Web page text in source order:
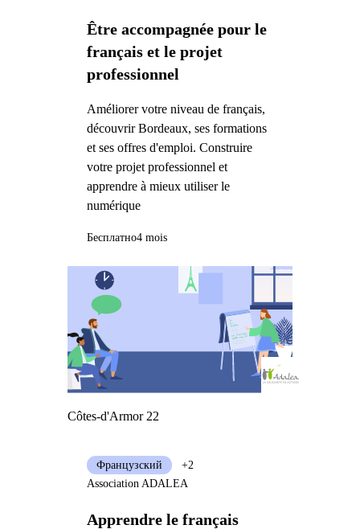
Être accompagnée pour le
français et le projet
professionnel
Améliorer votre niveau de français,
découvrir Bordeaux, ses formations
et ses offres d'emploi. Construire
votre projet professionnel et
apprendre à mieux utiliser le
numérique
Бесплатно4 mois
Côtes-d'Armor 22
Apprendre le français
Французский
+2
Association ADALEA